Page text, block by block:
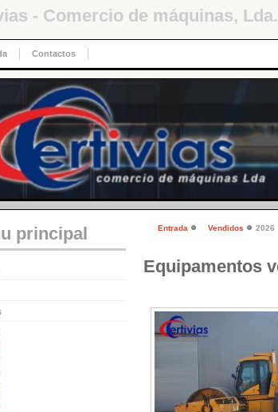
- Comercio de máquinas, Lda.
Contactos
Entrada Vendidos 2026
Equipamentos
principal